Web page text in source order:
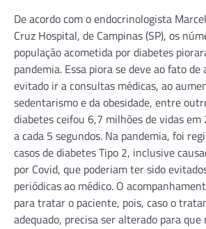
De acordo com o endocrinologista
Cruz Hospital, de Campinas (SP), os
população acometida por diabetes
pandemia. Essa piora se deve ao fato de
evitado ir a consultas médicas, ao
sedentarismo e da obesidade, entre
diabetes ceifou 6,7 milhões de vidas
a cada 5 segundos. Na pandemia, foi
casos de diabetes Tipo 2, inclusive
por Covid, que poderiam ter sido
periódicas ao médico. O
para tratar o paciente, pois, caso o
adequado, precisa ser alterado para que